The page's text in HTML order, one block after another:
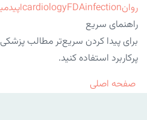
روان
cardiologyFDAinfection
راهنمای سریع
برای پیدا کردن سریع‌تر مطالب
پرکاربرد استفاده کنید.
صفحه اصلی